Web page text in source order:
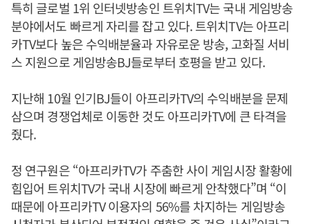
특히 글로벌 1위 인터넷방송인 트위치TV는 국내 게임방송
분야에서도 빠르게 자리를 잡고 있다. 트위치TV는 아프리
카TV보다 높은 수익배분율과 자유로운 방송, 고화질 서비
스 지원으로 게임방송BJ들로부터 호평을 받고 있다.
지난해 10월 인기BJ들이 아프리카TV의 수익배분을 문제
삼으며 경쟁업체로 이동한 것도 아프리카TV에 큰 타격을
줬다.
정 연구원은 “아프리카TV가 주춤한 사이 게임시장 활황에
힘입어 트위치TV가 국내 시장에 빠르게 안착했다”며 “이
때문에 아프리카TV 이용자의 56%를 차지하는 게임방송